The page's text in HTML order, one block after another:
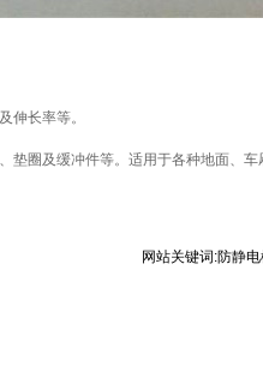
长率等。
圈及缓冲件等。适用于各种地面、车
网站关键词:防静